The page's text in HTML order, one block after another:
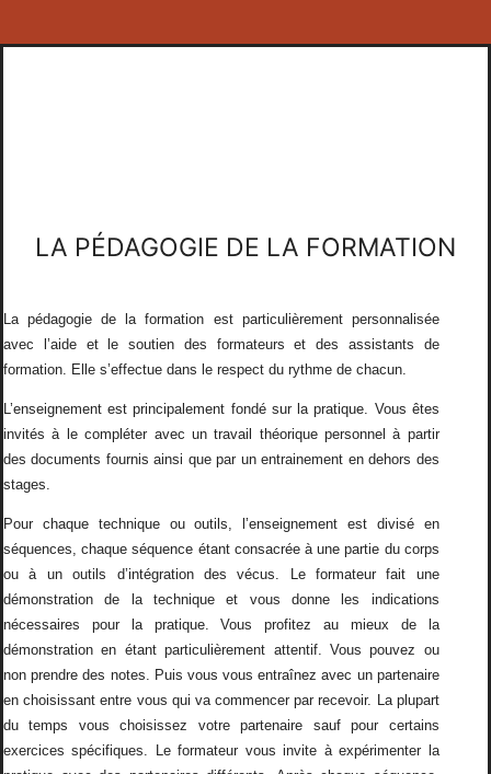
LA PÉDAGOGIE DE LA FORMATION
La pédagogie de la formation est particulièrement personnalisée
avec l’aide et le soutien des formateurs et des assistants de
formation. Elle s’effectue dans le respect du rythme de chacun.
L’enseignement est principalement fondé sur la pratique. Vous êtes
invités à le compléter avec un travail théorique personnel à partir
des documents fournis ainsi que par un entrainement en dehors des
stages.
Pour chaque technique ou outils, l’enseignement est divisé en
séquences, chaque séquence étant consacrée à une partie du corps
ou à un outils d’intégration des vécus. Le formateur fait une
démonstration de la technique et vous donne les indications
nécessaires pour la pratique. Vous profitez au mieux de la
démonstration en étant particulièrement attentif. Vous pouvez ou
non prendre des notes. Puis vous vous entraînez avec un partenaire
en choisissant entre vous qui va commencer par recevoir. La plupart
du temps vous choisissez votre partenaire sauf pour certains
exercices spécifiques. Le formateur vous invite à expérimenter la